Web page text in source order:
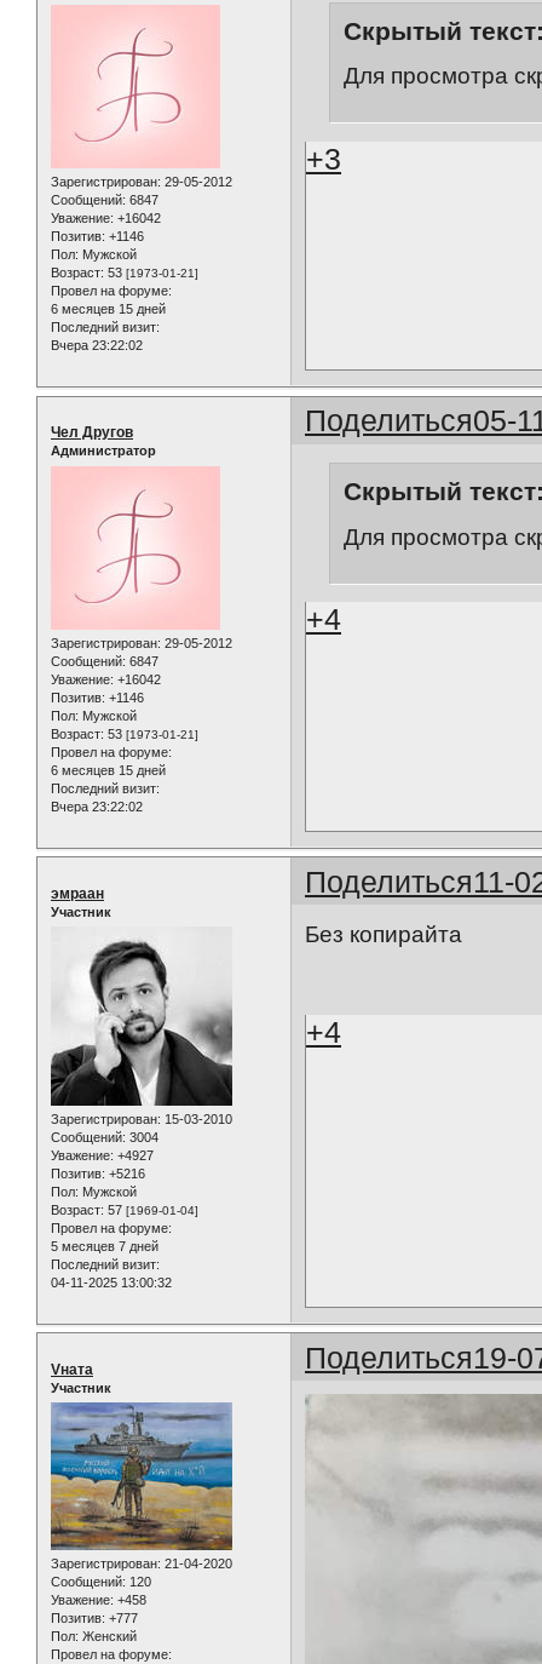
Зарегистрирован: 29-05-2012
Сообщений: 6847
Уважение: +16042
Позитив: +1146
Пол: Мужской
Возраст: 53 [1973-01-21]
Провел на форуме:
6 месяцев 15 дней
Последний визит:
Вчера 23:22:02
Скрытый
Для просмотра
+3
Поделиться05-
Чел Другов
Администратор
Зарегистрирован: 29-05-2012
Сообщений: 6847
Уважение: +16042
Позитив: +1146
Пол: Мужской
Возраст: 53 [1973-01-21]
Провел на форуме:
6 месяцев 15 дней
Последний визит:
Вчера 23:22:02
Скрытый
Для просмотра
+4
Поделиться11-
эмраан
Участник
Зарегистрирован: 15-03-2010
Сообщений: 3004
Уважение: +4927
Позитив: +5216
Пол: Мужской
Возраст: 57 [1969-01-04]
Провел на форуме:
5 месяцев 7 дней
Последний визит:
04-11-2025 13:00:32
Без копирайта
+4
Поделиться19-
Vната
Участник
Зарегистрирован: 21-04-2020
Сообщений: 120
Уважение: +458
Позитив: +777
Пол: Женский
Провел на форуме: